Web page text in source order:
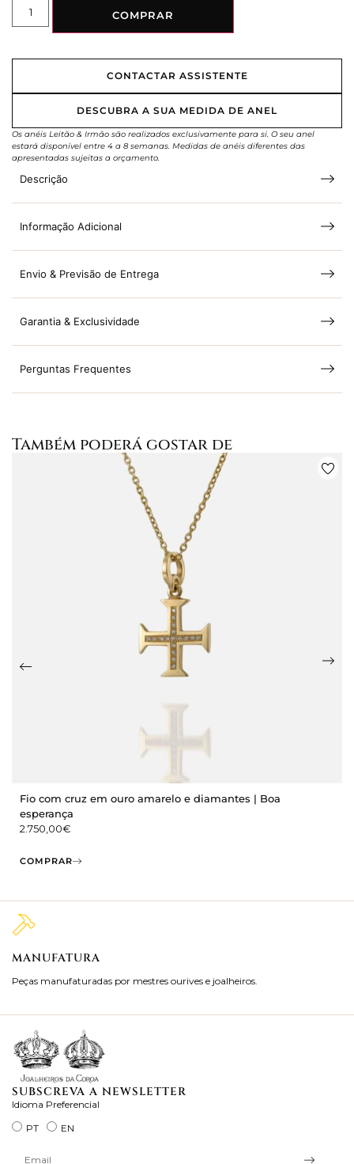
COMPRAR
CONTACTAR ASSISTENTE
DESCUBRA A SUA MEDIDA DE ANEL
Os anéis Leitão & Irmão são realizados exclusivamente para si. O seu anel
estará disponível entre 4 a 8 semanas. Medidas de anéis diferentes das
apresentadas sujeitas a orçamento.
Descrição
Informação Adicional
Envio & Previsão de Entrega
Garantia & Exclusividade
Perguntas Frequentes
Também poderá gostar de
Fio com cruz em ouro amarelo e diamantes | Boa
esperança
2.750,00€
COMPRAR
MANUFATURA
Peças manufaturadas por mestres ourives e joalheiros.
SUBSCREVA A NEWSLETTER
Idioma Preferencial
PT
EN